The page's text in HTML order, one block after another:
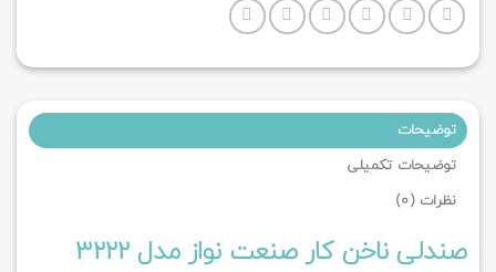
توضیحات
توضیحات تکمیلی
نظرات (0)
صندلی ناخن کار صنعت نواز مدل 3222